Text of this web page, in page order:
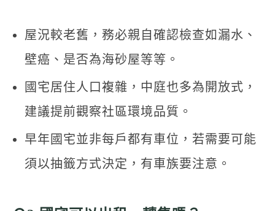
屋況較老舊，務必親自確認檢查如漏水、
壁癌、是否為海砂屋等等。
國宅居住人口複雜，中庭也多為開放式，
建議提前觀察社區環境品質。
早年國宅並非每戶都有車位，若需要可能
須以抽籤方式決定，有車族要注意。